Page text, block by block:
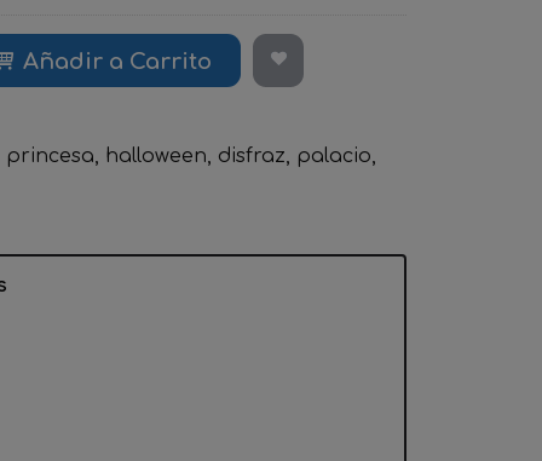
Añadir a Carrito
princesa halloween disfraz
palacio